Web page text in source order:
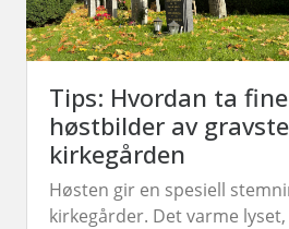
Tips: Hvordan ta fine
høstbilder av
kirkegården
Høsten gir en spesiell
kirkegårder. Det varme